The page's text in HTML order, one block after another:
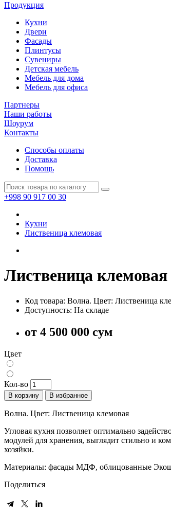
Продукция
Кухни
Двери
Фасады
Плинтусы
Сувениры
Детская мебель
Мебель для дома
Мебель для офиса
Партнеры
Наши работы
Шоурум
Контакты
Способы оплаты
Доставка
Помощь
+998 90 917 00 30
Кухни
Лиственица клемовая
Лиственица клемовая
Код товара: Волна. Цвет: Лиственица
Доступность: На складе
от 4 500 000 сум
Цвет
Кол-во
В корзину В избранное
Волна. Цвет: Лиственица клемовая
Угловая кухня позволяет оптимально
модулей для хранения, выглядит стильно и
хозяйки.
Материалы: фасады МДФ, облицованные
Поделиться